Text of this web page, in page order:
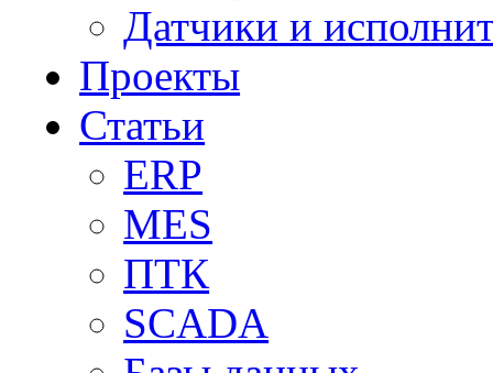
Датчики и
Проекты
Статьи
ERP
MES
ПТК
SCADA